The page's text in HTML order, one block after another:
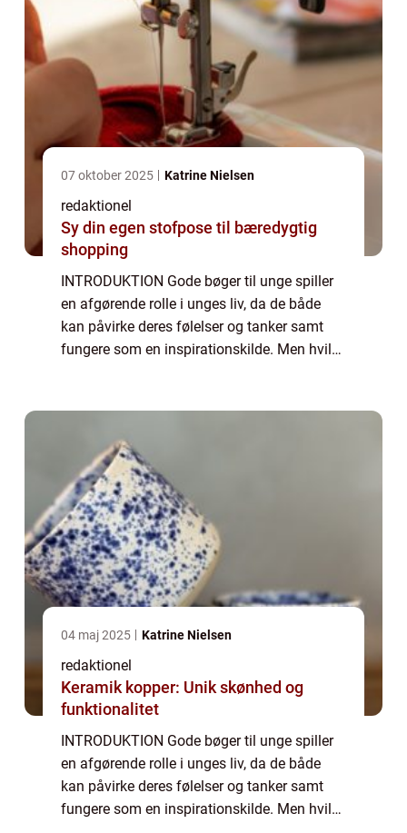
07 oktober 2025 Katrine Nielsen
redaktionel
Sy din egen stofpose til bæredygtig
shopping
INTRODUKTION Gode bøger til unge spiller
en afgørende rolle i unges liv, da de både
kan påvirke deres følelser og tanker samt
fungere som en inspirationskilde. Men hvilke
04 maj 2025 Katrine Nielsen
redaktionel
Keramik kopper: Unik skønhed og
funktionalitet
INTRODUKTION Gode bøger til unge spiller
en afgørende rolle i unges liv, da de både
kan påvirke deres følelser og tanker samt
fungere som en inspirationskilde. Men hvilke